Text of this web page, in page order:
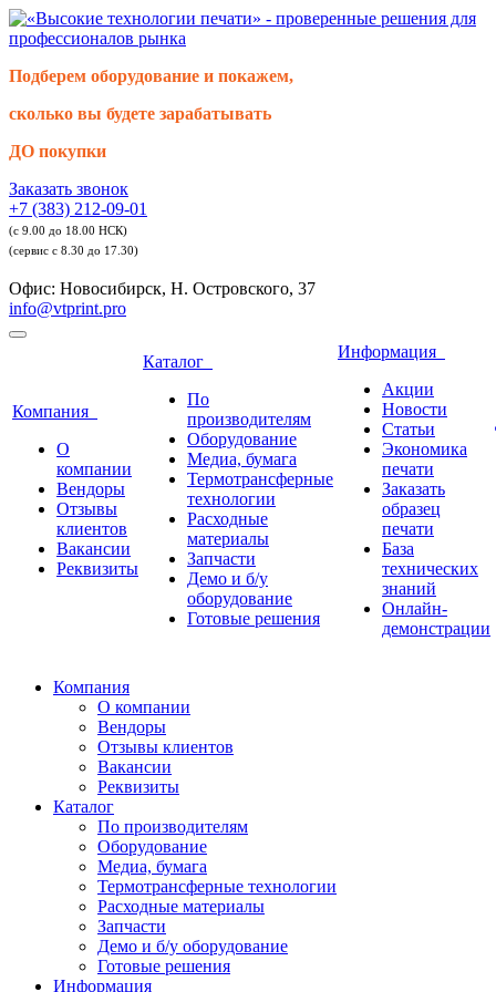
Подберем оборудование и покажем,
сколько вы будете зарабатывать
ДО покупки
Заказать звонок
+7 (383) 212-09-01
(с 9.00 до 18.00 НСК)
(сервис с 8.30 до 17.30)
Офис: Новосибирск, Н. Островского, 37
info@vtprint.pro
Компания
О
компании
Вендоры
Отзывы
клиентов
Вакансии
Реквизиты
Каталог
По
производителям
Оборудование
Медиа, бумага
Термотрансферные
технологии
Расходные
материалы
Запчасти
Демо и б/у
оборудование
Готовые решения
Информация
Акции
Новости
Статьи
Экономика
печати
Заказать
образец
печати
База
технических
знаний
Онлайн-
демонстрации
Компания
О компании
Вендоры
Отзывы клиентов
Вакансии
Реквизиты
Каталог
По производителям
Оборудование
Медиа, бумага
Термотрансферные технологии
Расходные материалы
Запчасти
Демо и б/у оборудование
Готовые решения
Информация